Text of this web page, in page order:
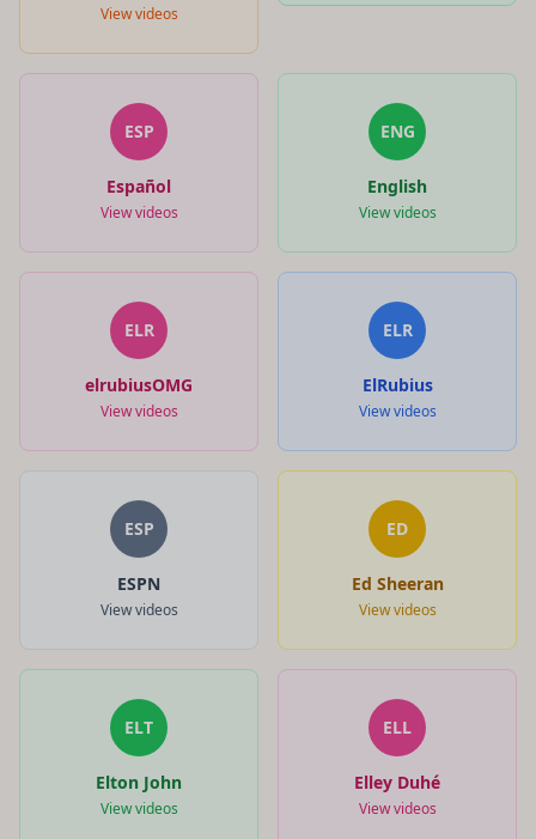
View videos
ESP
Español
View videos
ENG
English
View videos
ELR
elrubiusOMG
View videos
ELR
ElRubius
View videos
ESP
ESPN
View videos
ED
Ed Sheeran
View videos
ELT
Elton John
View videos
ELL
Elley Duhé
View videos